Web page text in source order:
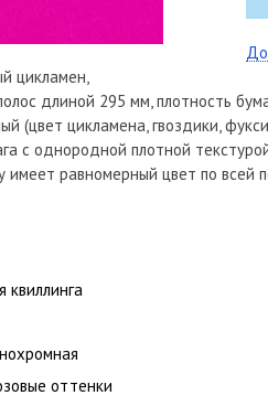
цикламен,
длиной 295 мм, плотность
(цвет цикламена, гвоздики,
с однородной плотной
равномерный цвет по всей
квиллинга
оттенки